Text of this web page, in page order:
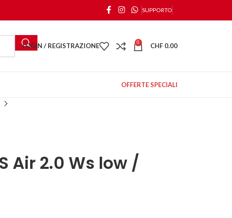
SUPPORTO
LOGIN / REGISTRAZIONE 0 CHF 0.00
OFFERTE SPECIALI
Air 2.0 Ws low /